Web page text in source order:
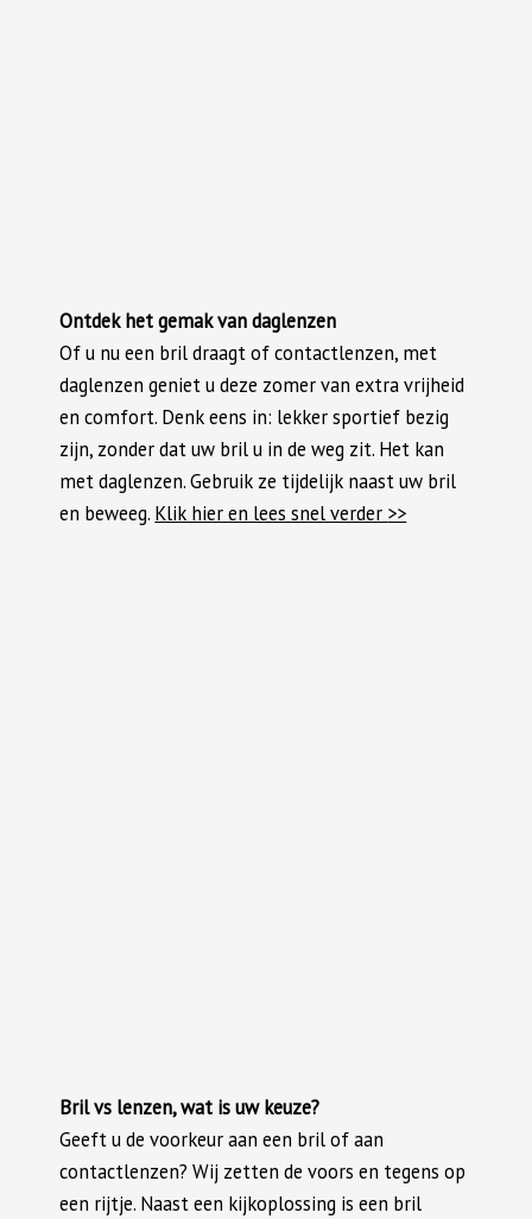
Ontdek het gemak van daglenzen
Of u nu een bril draagt of contactlenzen, met
daglenzen geniet u deze zomer van extra vrijheid
en comfort. Denk eens in: lekker sportief bezig
zijn, zonder dat uw bril u in de weg zit. Het kan
met daglenzen. Gebruik ze tijdelijk naast uw bril
en beweeg. Klik hier en lees snel verder >>
Bril vs lenzen, wat is uw keuze?
Geeft u de voorkeur aan een bril of aan
contactlenzen? Wij zetten de voors en tegens op
een rijtje. Naast een kijkoplossing is een bril